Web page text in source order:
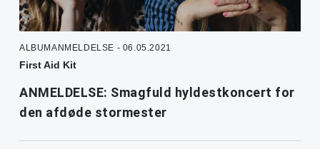
ALBUMANMELDELSE - 06.05.2021
First Aid Kit
ANMELDELSE: Smagfuld hyldestkoncert for
den afdøde stormester